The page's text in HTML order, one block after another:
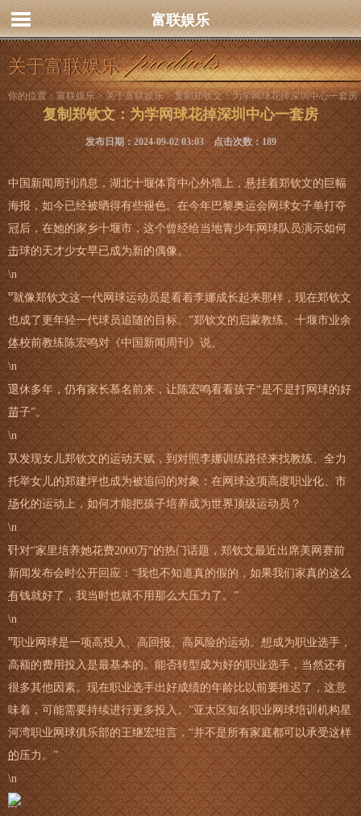
富联娱乐
关于富联娱乐
你的位置：富联娱乐>关于富联娱乐> 复制郑钦文：为学网球花掉深圳中心一套房
复制郑钦文：为学网球花掉深圳中心一套房
发布日期：2024-09-02 03:03 点击次数：189
中国新闻周刊消息，湖北十堰体育中心外墙上，悬挂着郑钦文的巨幅
海报，如今已经被晒得有些褪色。在今年巴黎奥运会网球女子单打夺
冠后，在她的家乡十堰市，这个曾经给当地青少年网球队员演示如何
击球的天才少女早已成为新的偶像。
\n
“就像郑钦文这一代网球运动员是看着李娜成长起来那样，现在郑钦文
也成了更年轻一代球员追随的目标。”郑钦文的启蒙教练、十堰市业余
体校前教练陈宏鸣对《中国新闻周刊》说。
\n
退休多年，仍有家长慕名前来，让陈宏鸣看看孩子“是不是打网球的好
苗子”。
\n
从发现女儿郑钦文的运动天赋，到对照李娜训练路径来找教练、全力
托举女儿的郑建坪也成为被追问的对象：在网球这项高度职业化、市
场化的运动上，如何才能把孩子培养成为世界顶级运动员？
\n
针对“家里培养她花费2000万”的热门话题，郑钦文最近出席美网赛前
新闻发布会时公开回应：“我也不知道真的假的，如果我们家真的这么
有钱就好了，我当时也就不用那么大压力了。”
\n
“职业网球是一项高投入、高回报、高风险的运动。想成为职业选手，
高额的费用投入是最基本的。能否转型成为好的职业选手，当然还有
很多其他因素。现在职业选手出好成绩的年龄比以前要推迟了，这意
味着，可能需要持续进行更多投入。”亚太区知名职业网球培训机构星
河湾职业网球俱乐部的王继宏坦言，“并不是所有家庭都可以承受这样
的压力。”
\n